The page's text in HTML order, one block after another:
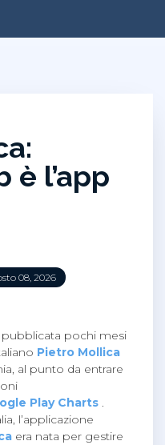
è l’app
08, 2026
pubblicata pochi mesi
Pietro Mollica
al punto da entrare
Play Charts .
l’applicazione
era nata per gestire